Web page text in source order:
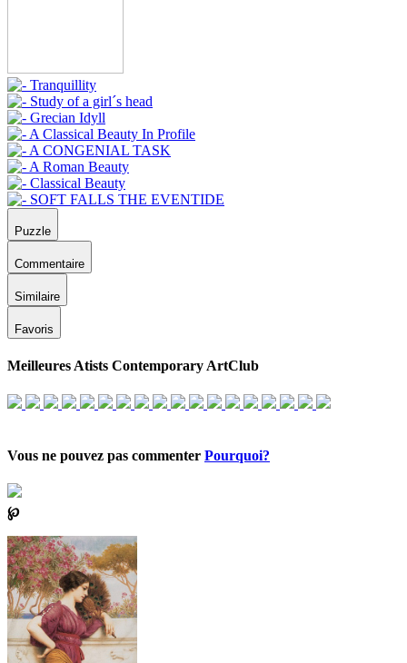
Puzzle
Commentaire
Similaire
Favoris
Meilleures Atists Contemporary ArtClub
Vous ne pouvez pas commenter Pourquoi?
℘